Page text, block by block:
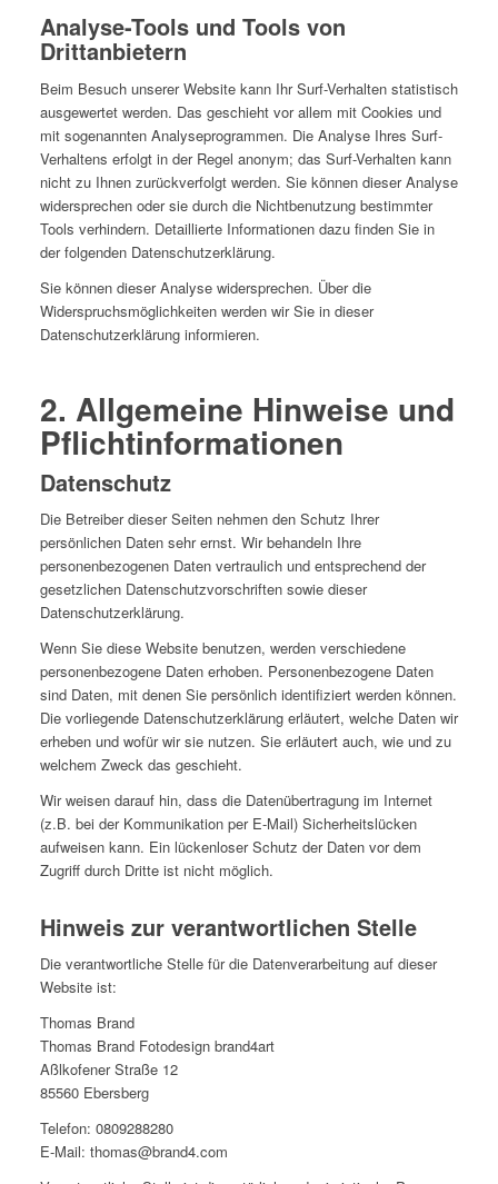
Analyse-Tools und Tools von
Drittanbietern
Beim Besuch unserer Website kann Ihr Surf-Verhalten statistisch
ausgewertet werden. Das geschieht vor allem mit Cookies und
mit sogenannten Analyseprogrammen. Die Analyse Ihres Surf-
Verhaltens erfolgt in der Regel anonym; das Surf-Verhalten kann
nicht zu Ihnen zurückverfolgt werden. Sie können dieser Analyse
widersprechen oder sie durch die Nichtbenutzung bestimmter
Tools verhindern. Detaillierte Informationen dazu finden Sie in
der folgenden Datenschutzerklärung.
Sie können dieser Analyse widersprechen. Über die
Widerspruchsmöglichkeiten werden wir Sie in dieser
Datenschutzerklärung informieren.
2. Allgemeine Hinweise und
Pflichtinformationen
Datenschutz
Die Betreiber dieser Seiten nehmen den Schutz Ihrer
persönlichen Daten sehr ernst. Wir behandeln Ihre
personenbezogenen Daten vertraulich und entsprechend der
gesetzlichen Datenschutzvorschriften sowie dieser
Datenschutzerklärung.
Wenn Sie diese Website benutzen, werden verschiedene
personenbezogene Daten erhoben. Personenbezogene Daten
sind Daten, mit denen Sie persönlich identifiziert werden können.
Die vorliegende Datenschutzerklärung erläutert, welche Daten wir
erheben und wofür wir sie nutzen. Sie erläutert auch, wie und zu
welchem Zweck das geschieht.
Wir weisen darauf hin, dass die Datenübertragung im Internet
(z.B. bei der Kommunikation per E-Mail) Sicherheitslücken
aufweisen kann. Ein lückenloser Schutz der Daten vor dem
Zugriff durch Dritte ist nicht möglich.
Hinweis zur verantwortlichen Stelle
Die verantwortliche Stelle für die Datenverarbeitung auf dieser
Website ist:
Thomas Brand
Thomas Brand Fotodesign brand4art
Aßlkofener Straße 12
85560 Ebersberg
Telefon: 0809288280
E-Mail: thomas@brand4.com